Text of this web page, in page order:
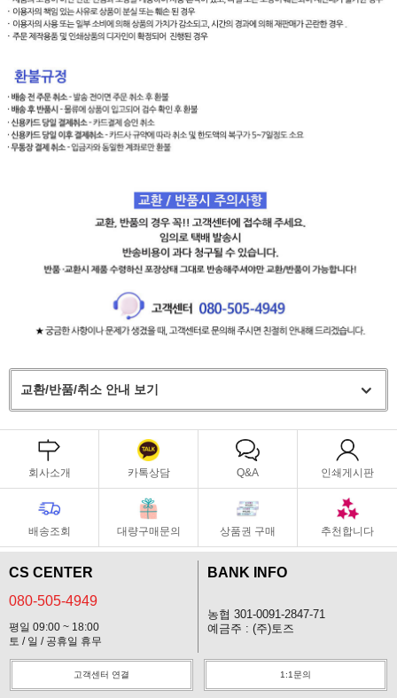
교환/반품/취소 안내 보기
회사소개 카톡상담 Q&A 인쇄게시판
배송조회 대량구매문의 상품권 구매 추천합니다
CS CENTER
080-505-4949
평일 09:00 ~ 18:00
토 / 일 / 공휴일 휴무
BANK INFO
농협 301-0091-2847-71
예금주 : (주)토즈
고객센터 연결 1:1문의